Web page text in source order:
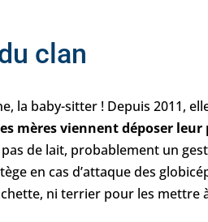
clan
la baby-sitter ! Depuis 2011,
mères viennent déposer
de lait, probablement un
en cas d’attaque des
ni terrier pour les mettre